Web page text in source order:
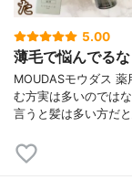
5.00
薄毛で悩んでるな
MOUDASモウダス
む方実は多いのでは
言うと髪は多い方だ